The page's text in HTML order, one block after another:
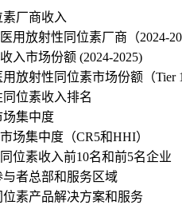
厂商收入
用放射性同位素厂商（2024-
入市场份额 (2024-2025)
放射性同位素市场份额（Tier 1
位素收入排名
场集中度
场集中度（CR5和HHI）
位素收入前10名和前5名企业
者总部和服务区域
素产品解决方案和服务